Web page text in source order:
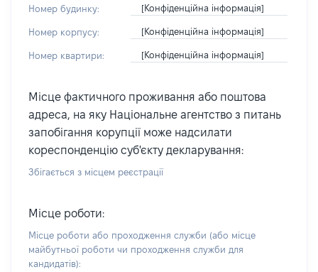
Номер будинку: [Конфіденційна інформація]
Номер корпусу: [Конфіденційна інформація]
Номер квартири: [Конфіденційна інформація]
Місце фактичного проживання або поштова
адреса, на яку Національне агентство з питань
запобігання корупції може надсилати
кореспонденцію суб'єкту декларування:
Збігається з місцем реєстрації
Місце роботи:
Місце роботи або проходження служби (або місце
майбутньої роботи чи проходження служби для
кандидатів):